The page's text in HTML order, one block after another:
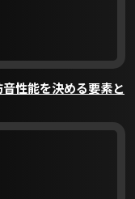
性能を決める要素と